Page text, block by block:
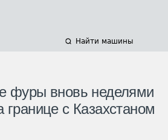
Найти машины
фуры вновь неделями
границе с Казахстаном